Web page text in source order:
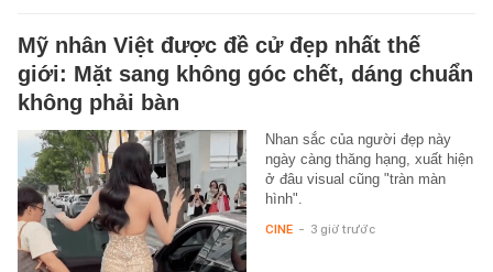
Mỹ nhân Việt được đề cử đẹp nhất thế
giới: Mặt sang không góc chết, dáng chuẩn
không phải bàn
Nhan sắc của người đẹp này
ngày càng thăng hạng, xuất hiện
ở đâu visual cũng "tràn màn
hình".
CINE - 3 giờ trước